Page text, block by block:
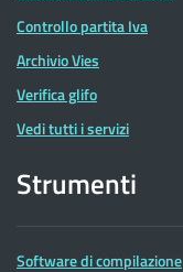
Controllo partita Iva
Archivio Vies
Verifica glifo
Vedi tutti i servizi
Strumenti
Software di compilazione